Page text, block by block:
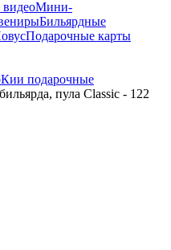
Мини-
Бильярдные
Подарочные карты
Кии подарочные
пула Classic - 122